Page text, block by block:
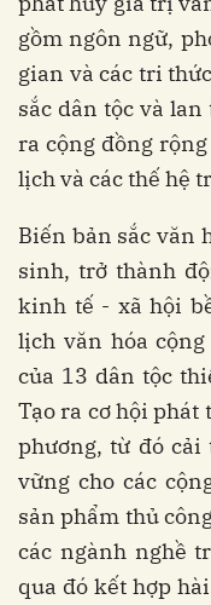
gồm ngôn ngữ,
gian và các tri
sắc dân tộc và
ra cộng đồng
lịch và các thế hệ
Biến bản sắc văn
sinh, trở thành
kinh tế - xã hội
lịch văn hóa
của 13 dân tộc
Tạo ra cơ hội
phương, từ đó
vững cho các
sản phẩm thủ
các ngành nghề
qua đó kết hợp